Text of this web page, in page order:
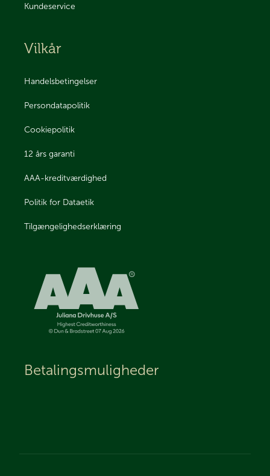
Kundeservice
Vilkår
Handelsbetingelser
Persondatapolitik
Cookiepolitik
12 års garanti
AAA-kreditværdighed
Politik for Dataetik
Tilgængelighedserklæring
Betalingsmuligheder